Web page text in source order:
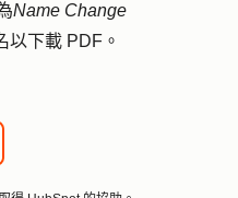
Name Change
以下載 PDF。